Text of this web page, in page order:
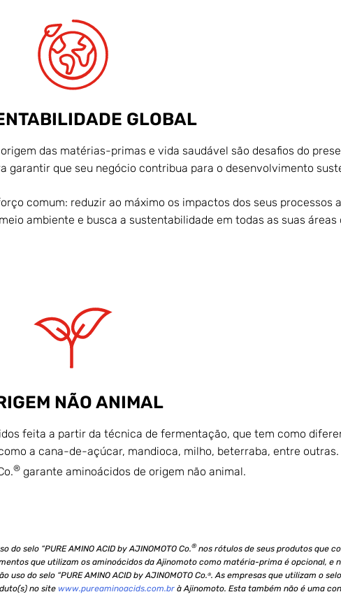
GLOBAL
das matérias-primas e vida saudável são desafios do
garantir que seu negócio contribua para o desenvolvimento
comum: reduzir ao máximo os impactos dos seus processos
ambiente e busca a sustentabilidade em todas as suas áreas
NÃO ANIMAL
feita a partir da técnica de fermentação, que tem como
a cana-de-açúcar, mandioca, milho, beterraba, entre outras.
®garante aminoácidos de origem não animal.
selo “PURE AMINO ACID by AJINOMOTO Co.® nos rótulos de seus produtos que
que utilizam os aminoácidos da Ajinomoto como matéria-prima é opcional, e
do selo “PURE AMINO ACID by AJINOMOTO Co.®. As empresas que utilizam o selo
no site www.pureaminoacids.com.br à Ajinomoto. Esta também não é uma